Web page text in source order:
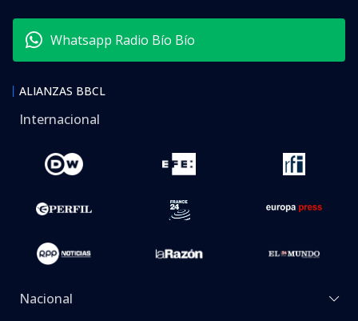
Whatsapp Radio Bío Bío
ALIANZAS BBCL
Internacional
Nacional